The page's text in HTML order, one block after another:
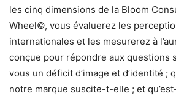
les cinq dimensions de la Bloom
Wheel©, vous évaluerez les
internationales et les mesurerez à
conçue pour répondre aux questions
vous un déficit d’image et d’identité ;
notre marque suscite-t-elle ; et